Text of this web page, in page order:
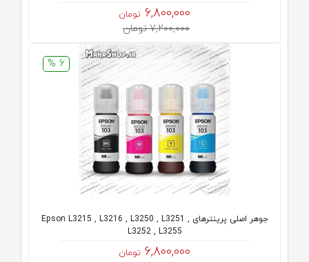
6,800,000 تومان
7,200,000 تومان
6 %
جوهر اصلی پرینترهای Epson L3215 , L3216 , L3250 , L3251 ,
L3252 , L3255
6,800,000 تومان